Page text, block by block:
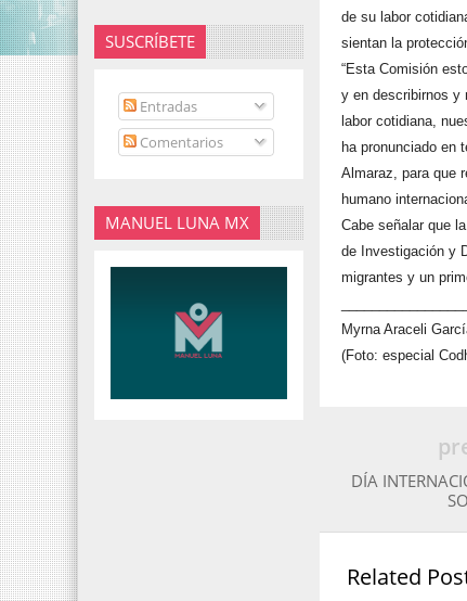
SUSCRÍBETE
Entradas
Comentarios
MANUEL LUNA MX
de su labor
sientan la
“Esta Comisión
y en describirnos y
labor cotidiana,
ha pronunciado en
Almaraz, para que
humano
Cabe señalar que
de Investigación y
migrantes y un
Myrna Araceli
(Foto: especial
DÍA
Related